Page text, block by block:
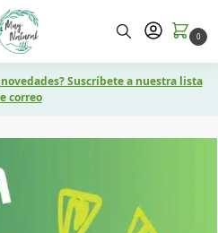
0
Suscríbete a nuestra lista
correo